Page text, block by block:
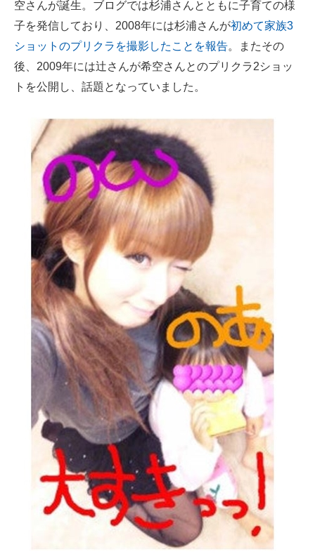
空さんが誕生。ブログでは杉浦さんとともに子育ての様
子を発信しており、2008年には杉浦さんが初めて家族3
ショットのプリクラを撮影したことを報告。またその
後、2009年には辻さんが希空さんとのプリクラ2ショッ
トを公開し、話題となっていました。